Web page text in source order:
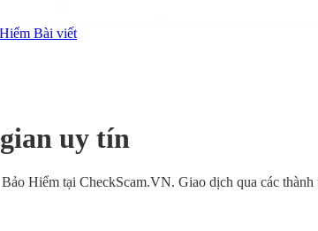
Bài viết
uy tín
Hiểm tại CheckScam.VN. Giao dịch qua các